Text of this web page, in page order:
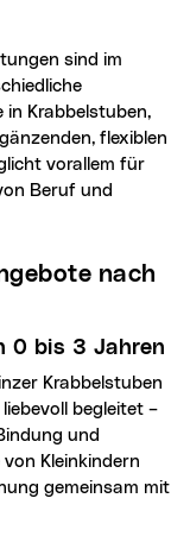
Krabbelstuben,
flexiblen
vorallem für
Beruf und
0 bis 3 Jahren
begleitet –
und
Kleinkindern
gemeinsam mit